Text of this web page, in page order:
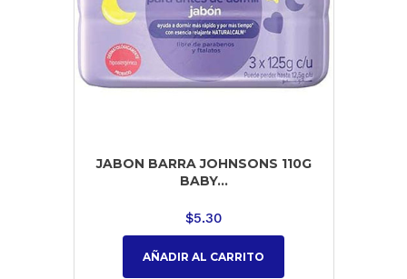
JABON BARRA JOHNSONS 110G
BABY...
$5.30
AÑADIR AL CARRITO